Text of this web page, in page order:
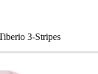
3-Stripes